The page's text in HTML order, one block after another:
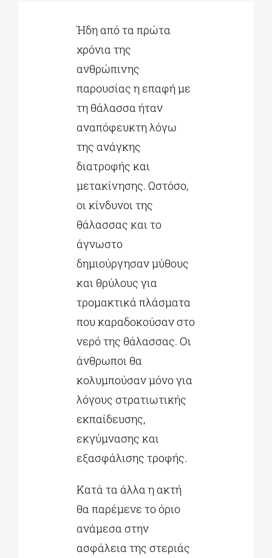
ΕΚΠΑΙΔΕΥΤΙΚΑ ΙΔΡΥΜΑΤΑ
ΠΟΛΙΤΙΣΤΙΚΟΙ ΦΟΡΕΙΣ
Ήδη από τα πρώτα
χρόνια της
ανθρώπινης
παρουσίας η επαφή με
τη θάλασσα ήταν
αναπόφευκτη λόγω
της ανάγκης
διατροφής και
μετακίνησης. Ωστόσο,
οι κίνδυνοι της
θάλασσας και το
άγνωστο
δημιούργησαν μύθους
και θρύλους για
τρομακτικά πλάσματα
που καραδοκούσαν στο
νερό της θάλασσας. Οι
άνθρωποι θα
κολυμπούσαν μόνο για
λόγους στρατιωτικής
εκπαίδευσης,
εκγύμνασης και
εξασφάλισης τροφής.
Κατά τα άλλα η ακτή
θα παρέμενε το όριο
ανάμεσα στην
ασφάλεια της στεριάς